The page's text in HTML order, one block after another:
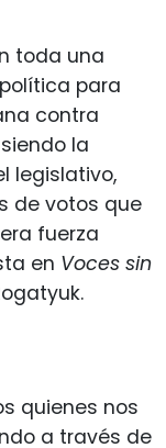
toda una
para
contra
la
legislativo,
de votos que
fuerza
en Voces sin
quienes nos
a través de